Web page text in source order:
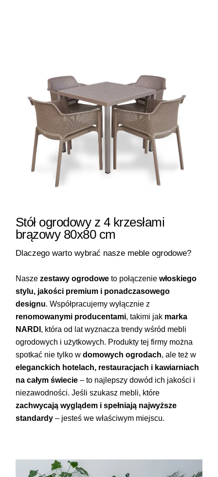
Stół ogrodowy z 4 krzesłami
brązowy 80x80 cm
Dlaczego warto wybrać nasze meble ogrodowe?
Nasze zestawy ogrodowe to połączenie włoskiego
stylu, jakości premium i ponadczasowego
designu. Współpracujemy wyłącznie z
renomowanymi producentami, takimi jak marka
NARDI, która od lat wyznacza trendy wśród mebli
ogrodowych i użytkowych. Produkty tej firmy można
spotkać nie tylko w domowych ogrodach, ale też w
eleganckich hotelach, restauracjach i kawiarniach
na całym świecie – to najlepszy dowód ich jakości i
niezawodności. Jeśli szukasz mebli, które
zachwycają wyglądem i spełniają najwyższe
standardy – jesteś we właściwym miejscu.